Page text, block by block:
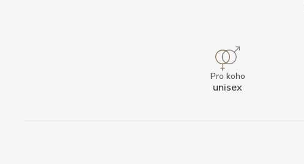
Pro koho
unisex